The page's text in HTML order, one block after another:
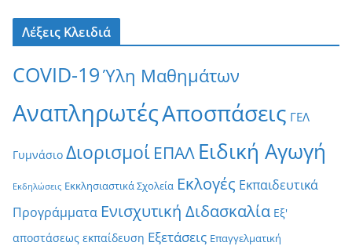
Λέξεις Κλειδιά
COVID-19Ύλη Μαθημάτων
ΑναπληρωτέςΑποσπάσεις ΓΕΛ
Γυμνάσιο Διορισμοί ΕΠΑΛ Ειδική Αγωγή
Εκδηλώσεις Εκκλησιαστικά Σχολεία Εκλογές Εκπαιδευτικά
Προγράμματα Ενισχυτική Διδασκαλία Εξ'
αποστάσεως εκπαίδευση Εξετάσεις Επαγγελματική